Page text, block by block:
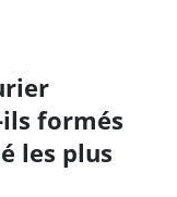
formés
les plus